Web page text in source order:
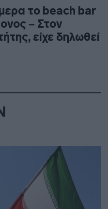
το beach bar
– Στον
είχε δηλωθεί